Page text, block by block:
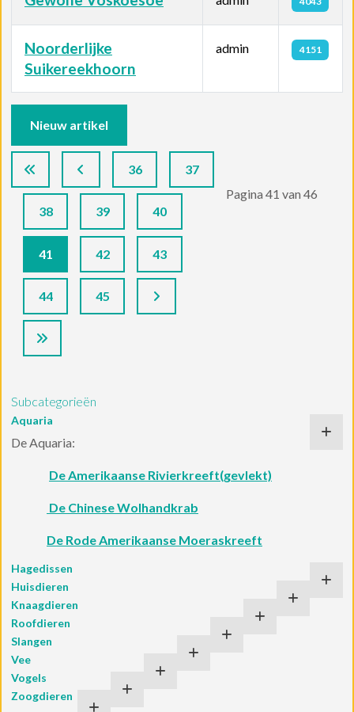
Artikelen
Noorderlijke
Suikereekhoorn
admin 4151
Nieuw artikel
Pagina 41 van 46
36 37
38 39 40
41 42 43
44 45
Subcategorieën
Aquaria
De Aquaria:
De Amerikaanse Rivierkreeft(gevlekt)
De Chinese Wolhandkrab
De Rode Amerikaanse Moeraskreeft
Hagedissen
Huisdieren
Knaagdieren
Roofdieren
Slangen
Vee
Vogels
Zoogdieren